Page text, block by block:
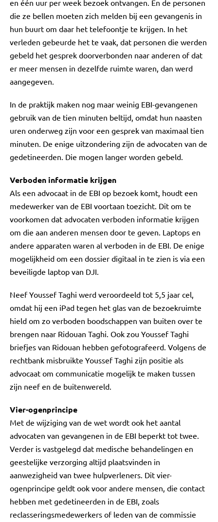
en één uur per week bezoek ontvangen. En de personen
die ze bellen moeten zich melden bij een gevangenis in
hun buurt om daar het telefoontje te krijgen. In het
verleden gebeurde het te vaak, dat personen die werden
gebeld het gesprek doorverbonden naar anderen of dat
er meer mensen in dezelfde ruimte waren, dan werd
aangegeven.
In de praktijk maken nog maar weinig EBI-gevangenen
gebruik van de tien minuten beltijd, omdat hun naasten
uren onderweg zijn voor een gesprek van maximaal tien
minuten. De enige uitzondering zijn de advocaten van de
gedetineerden. Die mogen langer worden gebeld.
Verboden informatie krijgen
Als een advocaat in de EBI op bezoek komt, houdt een
medewerker van de EBI voortaan toezicht. Dit om te
voorkomen dat advocaten verboden informatie krijgen
om die aan anderen mensen door te geven. Laptops en
andere apparaten waren al verboden in de EBI. De enige
mogelijkheid om een dossier digitaal in te zien is via een
beveiligde laptop van DJI.
Neef Youssef Taghi werd veroordeeld tot 5,5 jaar cel,
omdat hij een iPad tegen het glas van de bezoekruimte
hield om zo verboden boodschappen van buiten over te
brengen naar Ridouan Taghi. Ook zou Youssef Taghi
briefjes van Ridouan hebben gefotografeerd. Volgens de
rechtbank misbruikte Youssef Taghi zijn positie als
advocaat om communicatie mogelijk te maken tussen
zijn neef en de buitenwereld.
Vier-ogenprincipe
Met de wijziging van de wet wordt ook het aantal
advocaten van gevangenen in de EBI beperkt tot twee.
Verder is vastgelegd dat medische behandelingen en
geestelijke verzorging altijd plaatsvinden in
aanwezigheid van twee hulpverleners. Dit vier-
ogenprincipe geldt ook voor andere mensen, die contact
hebben met gedetineerden in de EBI, zoals
reclasseringsmedewerkers of leden van de commissie